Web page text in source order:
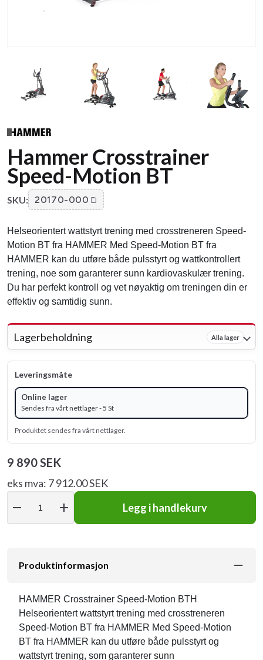
Hammer Crosstrainer
Speed-Motion BT
SKU: 20170-000
Helseorientert wattstyrt trening med crosstreneren Speed-
Motion BT fra HAMMER Med Speed-Motion BT fra
HAMMER kan du utføre både pulsstyrt og wattkontrollert
trening, noe som garanterer sunn kardiovaskulær trening.
Du har perfekt kontroll og vet nøyaktig om treningen din er
effektiv og samtidig sunn.
Lagerbeholdning Alla lager
Leveringsmåte
Online lager
Sendes fra vårt nettlager - 5 St
Produktet sendes fra vårt nettlager.
9 890 SEK
eks mva: 7 912.00 SEK
remove add Legg i handlekurv
Produktinformasjon
HAMMER Crosstrainer Speed-Motion BTH
Helseorientert wattstyrt trening med crosstreneren
Speed-Motion BT fra HAMMER Med Speed-Motion
BT fra HAMMER kan du utføre både pulsstyrt og
wattstyrt trening, som garanterer sunn